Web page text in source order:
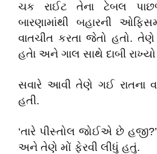
ચક રાઈટ તેના ટેબલ
બારણામાંથી બહારની
વાતચીત કરતા જેતો હતો.
હતેા અને ગાલ સાથે દાબી
સવારે આવી તેણે ગઈ રાતના
હતી.
‘તારે પીસ્તોલ જોઈએ છે
અને તેણે મોં ફેરવી લીધું હતું.